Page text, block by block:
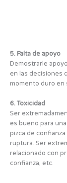
5. Falta de apoyo
Demostrarle
en las decisiones
momento duro en
6. Toxicidad
Ser
es bueno para
pizca de
ruptura. Ser
relacionado con
confianza, etc.